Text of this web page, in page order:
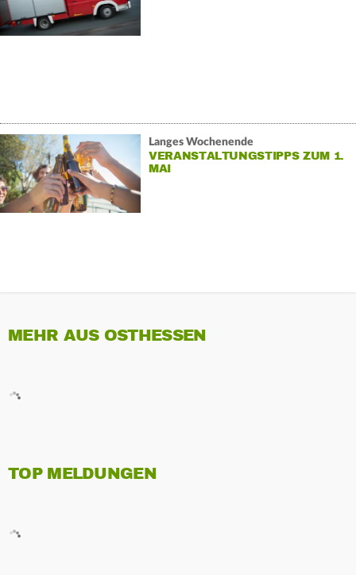
Langes Wochenende
VERANSTALTUNGSTIPPS ZUM 1.
MAI
MEHR AUS OSTHESSEN
TOP MELDUNGEN